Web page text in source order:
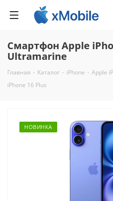
Смартфон Apple
Ultramarine
Главная - Каталог - iPhone - Apple
iPhone 16 Plus
НОВИНКА